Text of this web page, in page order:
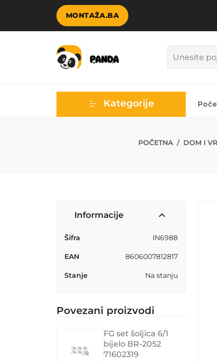
MONTAŽA.BA
Kategorije
FG HAUSPOČETNA DOM I
Informacije
Šifra IN6988
EAN 8606007812817
Stanje Na stanju
Povezani proizvodi
FG set šoljica 6/1
bijelo BR-2052
71602319